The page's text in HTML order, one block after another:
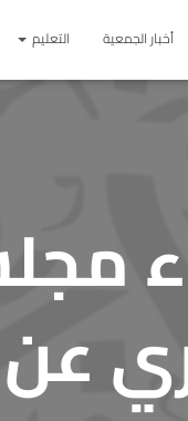
أخبار الجمعية التعليم